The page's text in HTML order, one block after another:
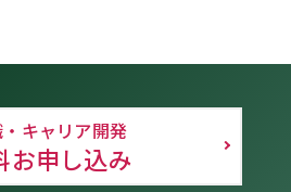
キャリア開発
お申し込み